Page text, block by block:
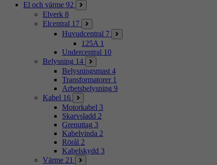
El och värme 92
Elverk 8
Elcentral 17
Huvudcentral 7
125A 1
Undercentral 10
Belysning 14
Belysningsmast 4
Transformatorer 1
Arbetsbelysning 9
Kabel 16
Motorkabel 3
Skarvsladd 2
Grenuttag 3
Kabelvinda 2
Rörål 2
Kabelskydd 3
Värme 21